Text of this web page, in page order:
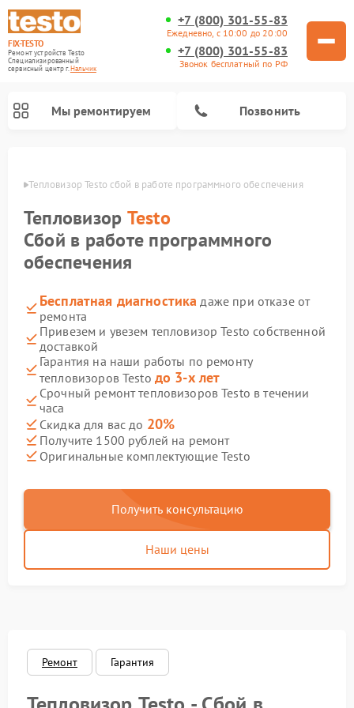
FIX-TESTO
Ремонт устройств Testo
Специализированный
cервисный центр г.Нальчик
+7 (800) 301-55-83
Ежедневно, с 10:00 до 20:00
+7 (800) 301-55-83
Звонок бесплатный по РФ
Мы ремонтируем Позвонить
Тепловизор Testo сбой в работе программного обеспечения
Тепловизор Testo
Сбой в работе программного
обеспечения
Бесплатная диагностика даже при отказе от
ремонта
Привезем и увезем тепловизор Testo собственной
доставкой
Гарантия на наши работы по ремонту
тепловизоров Testo до 3-х лет
Срочный ремонт тепловизоров Testo в течении
часа
Скидка для вас до 20%
Получите 1500 рублей на ремонт
Оригинальные комплектующие Testo
Получить консультацию
Наши цены
Ремонт Гарантия